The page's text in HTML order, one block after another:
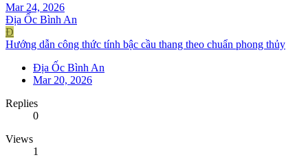
Mar 24, 2026
Địa Ốc Bình An
Đ
Hướng dẫn công thức tính bậc cầu thang theo chuẩn phong thủy
Địa Ốc Bình An
Mar 20, 2026
Replies
0
Views
1